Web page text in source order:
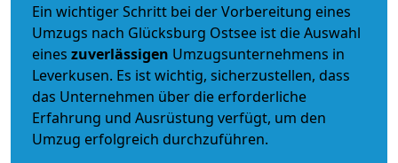
Ein wichtiger Schritt bei der Vorbereitung eines
Umzugs nach Glücksburg Ostsee ist die Auswahl
eines zuverlässigen Umzugsunternehmens in
Leverkusen. Es ist wichtig, sicherzustellen, dass
das Unternehmen über die erforderliche
Erfahrung und Ausrüstung verfügt, um den
Umzug erfolgreich durchzuführen.